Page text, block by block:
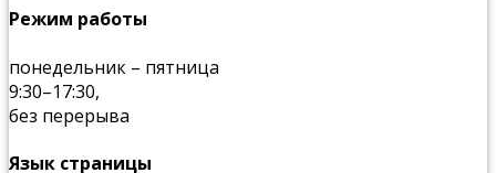
Режим работы
понедельник – пятница
9:30–17:30,
без перерыва
Язык страницы